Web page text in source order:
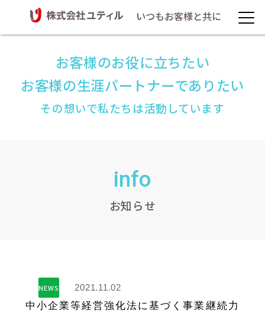
いつもお客様と共に
お客様のお役に立ちたい
お客様の生涯パートナーでありたい
その想いで私たちは活動しています
info
お知らせ
NEWS 2021.11.02
中小企業等経営強化法に基づく事業継続力